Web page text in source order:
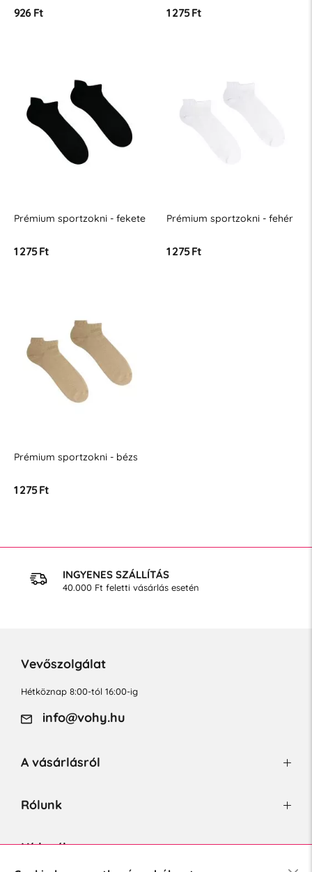
926 Ft 1 275 Ft
Prémium sportzokni - fekete
1 275 Ft
Prémium sportzokni - fehér
1 275 Ft
Prémium sportzokni - bézs
1 275 Ft
INGYENES SZÁLLÍTÁS
40.000 Ft feletti vásárlás esetén
Vevőszolgálat
Hétköznap 8:00-tól 16:00-ig
info@vohy.hu
A vásárlásról
Rólunk
Hírlevél